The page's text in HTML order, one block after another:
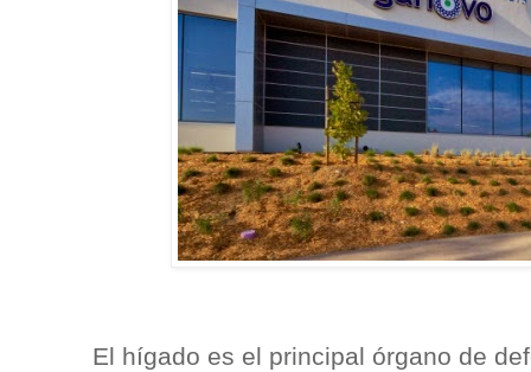
El hígado es el principal órgano de